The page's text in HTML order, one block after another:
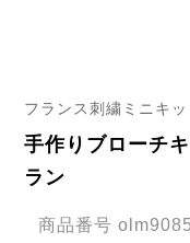
フランス刺繍ミニキッ
手作りブローチ
ラン
商品番号 olm9085